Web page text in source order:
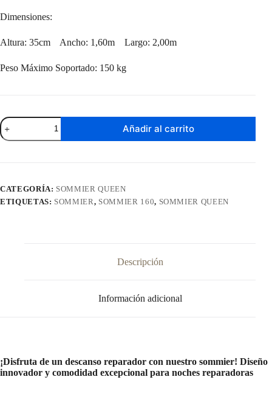
Dimensiones:
Altura: 35cm Ancho: 1,60m Largo: 2,00m
Peso Máximo Soportado: 150 kg
Sommier
Marsella
Queen
Añadir al carrito
CATEGORÍA: SOMMIER QUEEN
ETIQUETAS: SOMMIER, SOMMIER 160, SOMMIER QUEEN
Descripción
Información adicional
¡Disfruta de un descanso reparador con nuestro sommier! Diseño
innovador y comodidad excepcional para noches reparadoras